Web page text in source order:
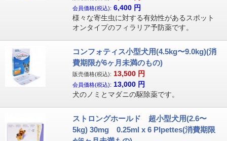
会員価格(税込): 6,400 円
様々な寄生虫に対する有効性があるスポット
オンタイプのフィラリア予防薬です。
コンフォティス小型犬用(4.5kg〜9.0kg)(消
費期限が6ヶ月未満のもの)
販売価格(税込): 13,500 円
会員価格(税込): 13,000 円
犬のノミとマダニの駆除薬です。
ストロングホールド 超小型犬用(2.6〜
5kg) 30mg 0.25ml x 6 PIpettes(消費期限